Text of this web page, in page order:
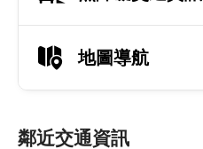
地圖導航
鄰近交通資訊